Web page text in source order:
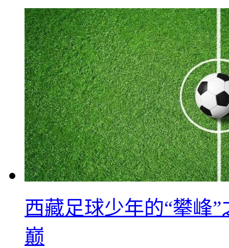
西藏足球少年的“攀峰
巅